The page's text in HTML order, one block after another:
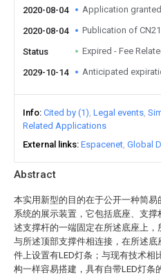
Abstract
本实用新型的目的在于公开一种简易
系统的展示装置，它包括底座、支
述支撑杆的一端固定在所述底座上，
与所述顶部支撑件相连接，在所述
件上设置有LED灯条；与现有技术相
构一样容易搭建，具有自带LED灯条
2020-08-04 Application granted
2020-08-04 Publication of
Status Expired - Fee
2029-10-14 Anticipated
Info Cited by (1) Legal events
Related Applications
External links Espacenet Global